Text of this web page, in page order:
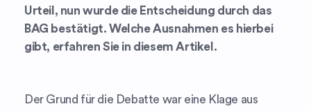
Urteil, nun wurde die Entscheidung durch das
BAG bestätigt. Welche Ausnahmen es hierbei
gibt, erfahren Sie in diesem Artikel.
Der Grund für die Debatte war eine Klage aus